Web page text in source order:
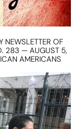
NEWSLETTER OF
283 — AUGUST 5,
AMERICANS